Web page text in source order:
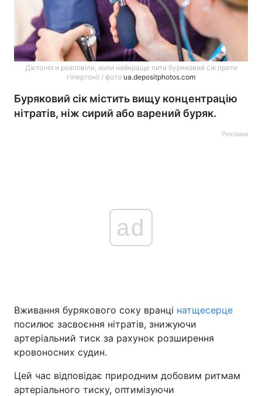
Дієтологи розповіли, коли найкраще пити буряковий сік проти
гіпертонії / фото ua.depositphotos.com
Буряковий сік містить вищу концентрацію
нітратів, ніж сирий або варений буряк.
Реклама
ad
Вживання бурякового соку вранці натщесерце
посилює засвоєння нітратів, знижуючи
артеріальний тиск за рахунок розширення
кровоносних судин.
Цей час відповідає природним добовим ритмам
артеріального тиску, оптимізуючи